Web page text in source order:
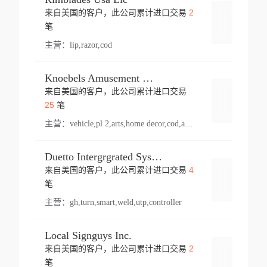
来自美国的客户，此公司累计进口交易 2
笔
主营： lip,razor,cod
Knoebels Amusement Resort
来自美国的客户，此公司累计进口交易
25笔
主营： vehicle,pl 2,arts,home decor,cod,amusement ride,sea
Duetto Intergrgrated Systems Inc.
来自美国的客户，此公司累计进口交易 4
笔
主营： gh,turn,smart,weld,utp,controller
Local Signguys Inc.
来自美国的客户，此公司累计进口交易 2
笔